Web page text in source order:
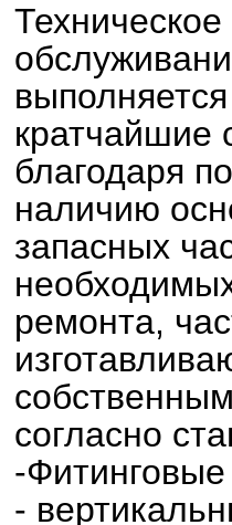
Техническое
кратчайшие
благодаря
наличию
запасных
ремонта,
согласно
-
-